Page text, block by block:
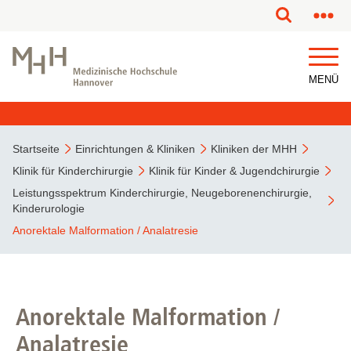
MENÜ
Startseite Einrichtungen & Kliniken
Kliniken der MHH
Klinik für Kinderchirurgie
Klinik für Kinder & Jugendchirurgie
Leistungsspektrum Kinderchirurgie, Neugeborenenchirurgie,
Kinderurologie
Anorektale Malformation / Analatresie
Anorektale Malformation /
Analatresie